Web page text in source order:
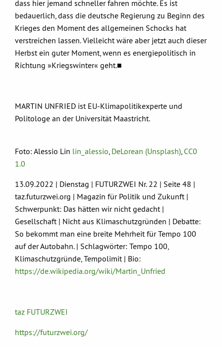
dass hier jemand schneller fahren möchte. Es ist
bedauerlich, dass die deutsche Regierung zu Beginn des
Krieges den Moment des allgemeinen Schocks hat
verstreichen lassen. Vielleicht wäre aber jetzt auch dieser
Herbst ein guter Moment, wenn es energiepolitisch in
Richtung »Kriegswinter« geht.■
MARTIN UNFRIED ist EU-Klimapolitikexperte und
Politologe an der Universität Maastricht.
Foto: Alessio Lin lin_alessio, DeLorean (Unsplash), CC0
1.0
13.09.2022 | Dienstag | FUTURZWEI Nr. 22 | Seite 48 |
taz.futurzwei.org | Magazin für Politik und Zukunft |
Schwerpunkt: Das hätten wir nicht gedacht |
Gesellschaft | Nicht aus Klimaschutzgründen | Debatte:
So bekommt man eine breite Mehrheit für Tempo 100
auf der Autobahn. | Schlagwörter: Tempo 100,
Klimaschutzgründe, Tempolimit | Bio:
https://de.wikipedia.org/wiki/Martin_Unfried
taz FUTURZWEI
https://futurzwei.org/